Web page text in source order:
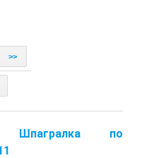
>>
Шпагралка по